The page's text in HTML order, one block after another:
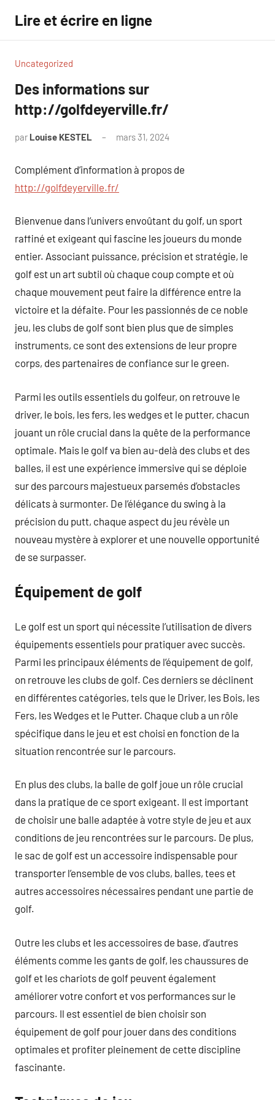
contenu
Lire et écrire en ligne
Uncategorized
Des informations sur
http://golfdeyerville.fr/
par Louise KESTEL mars 31, 2024
Complément d’information à propos de
http://golfdeyerville.fr/
Bienvenue dans l’univers envoûtant du golf, un sport
raffiné et exigeant qui fascine les joueurs du monde
entier. Associant puissance, précision et stratégie, le
golf est un art subtil où chaque coup compte et où
chaque mouvement peut faire la différence entre la
victoire et la défaite. Pour les passionnés de ce noble
jeu, les clubs de golf sont bien plus que de simples
instruments, ce sont des extensions de leur propre
corps, des partenaires de confiance sur le green.
Parmi les outils essentiels du golfeur, on retrouve le
driver, le bois, les fers, les wedges et le putter, chacun
jouant un rôle crucial dans la quête de la performance
optimale. Mais le golf va bien au-delà des clubs et des
balles, il est une expérience immersive qui se déploie
sur des parcours majestueux parsemés d’obstacles
délicats à surmonter. De l’élégance du swing à la
précision du putt, chaque aspect du jeu révèle un
nouveau mystère à explorer et une nouvelle opportunité
de se surpasser.
Équipement de golf
Le golf est un sport qui nécessite l’utilisation de divers
équipements essentiels pour pratiquer avec succès.
Parmi les principaux éléments de l’équipement de golf,
on retrouve les clubs de golf. Ces derniers se déclinent
en différentes catégories, tels que le Driver, les Bois, les
Fers, les Wedges et le Putter. Chaque club a un rôle
spécifique dans le jeu et est choisi en fonction de la
situation rencontrée sur le parcours.
En plus des clubs, la balle de golf joue un rôle crucial
dans la pratique de ce sport exigeant. Il est important
de choisir une balle adaptée à votre style de jeu et aux
conditions de jeu rencontrées sur le parcours. De plus,
le sac de golf est un accessoire indispensable pour
transporter l’ensemble de vos clubs, balles, tees et
autres accessoires nécessaires pendant une partie de
golf.
Outre les clubs et les accessoires de base, d’autres
éléments comme les gants de golf, les chaussures de
golf et les chariots de golf peuvent également
améliorer votre confort et vos performances sur le
parcours. Il est essentiel de bien choisir son
équipement de golf pour jouer dans des conditions
optimales et profiter pleinement de cette discipline
fascinante.